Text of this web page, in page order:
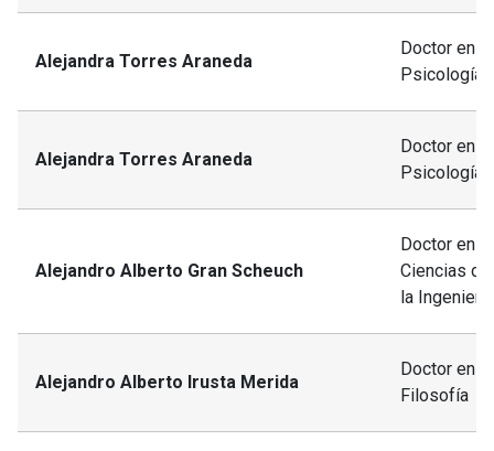
Alejandra Torres Araneda
Doctor en
Psicología
Alejandra Torres Araneda
Doctor en
Psicología
Alejandro Alberto Gran Scheuch
Doctor en
Ciencias de
la Ingeniería
Alejandro Alberto Irusta Merida
Doctor en
Filosofía